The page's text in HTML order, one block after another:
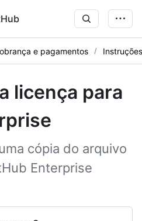
e pagamentos Instruções
licença para
cópia do arquivo
Enterprise